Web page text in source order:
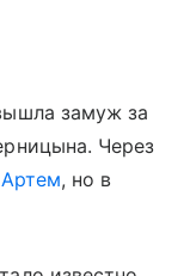
замуж за
Через
, но в